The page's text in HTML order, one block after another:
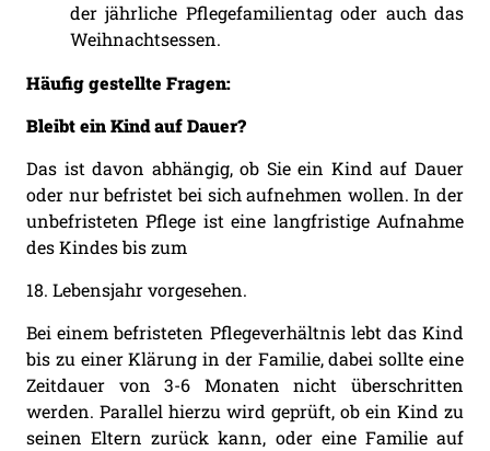
der jährliche Pflegefamilientag oder auch das
Weihnachtsessen.
Häufig gestellte Fragen:
Bleibt ein Kind auf Dauer?
Das ist davon abhängig, ob Sie ein Kind auf Dauer
oder nur befristet bei sich aufnehmen wollen. In der
unbefristeten Pflege ist eine langfristige Aufnahme
des Kindes bis zum
18. Lebensjahr vorgesehen.
Bei einem befristeten Pflegeverhältnis lebt das Kind
bis zu einer Klärung in der Familie, dabei sollte eine
Zeitdauer von 3-6 Monaten nicht überschritten
werden. Parallel hierzu wird geprüft, ob ein Kind zu
seinen Eltern zurück kann, oder eine Familie auf